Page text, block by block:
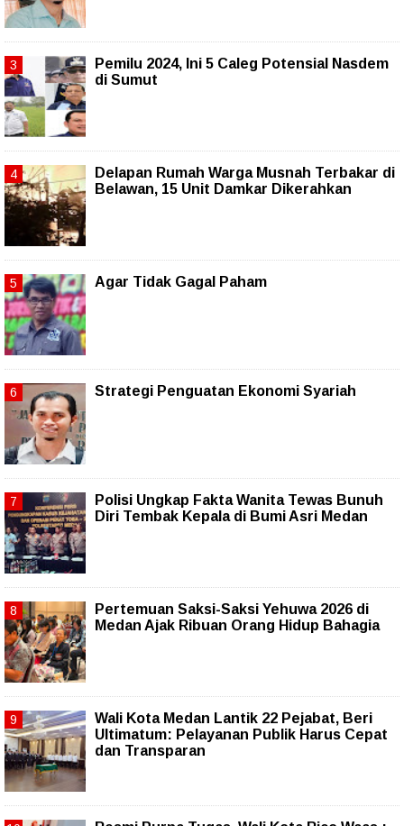
Pemilu 2024, Ini 5 Caleg Potensial Nasdem
di Sumut
Delapan Rumah Warga Musnah Terbakar di
Belawan, 15 Unit Damkar Dikerahkan
Agar Tidak Gagal Paham
Strategi Penguatan Ekonomi Syariah
Polisi Ungkap Fakta Wanita Tewas Bunuh
Diri Tembak Kepala di Bumi Asri Medan
Pertemuan Saksi-Saksi Yehuwa 2026 di
Medan Ajak Ribuan Orang Hidup Bahagia
Wali Kota Medan Lantik 22 Pejabat, Beri
Ultimatum: Pelayanan Publik Harus Cepat
dan Transparan